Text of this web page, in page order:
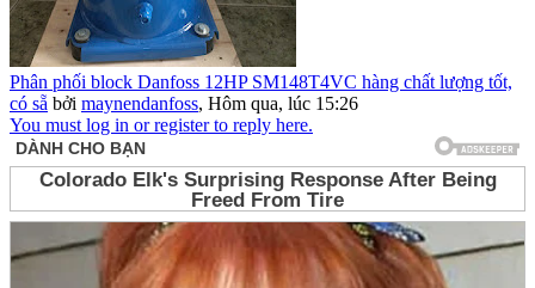
Phân phối block Danfoss 12HP SM148T4VC hàng chất lượng tốt,
có sẵ bởi maynendanfoss, Hôm qua, lúc 15:26
You must log in or register to reply here.